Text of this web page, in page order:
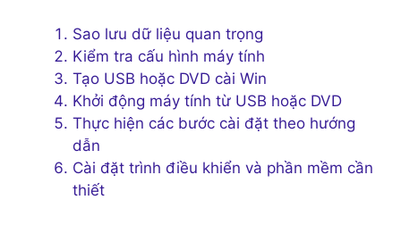
Sao lưu dữ liệu quan trọng
Kiểm tra cấu hình máy tính
Tạo USB hoặc DVD cài Win
Khởi động máy tính từ USB hoặc DVD
Thực hiện các bước cài đặt theo hướng
dẫn
Cài đặt trình điều khiển và phần mềm cần
thiết